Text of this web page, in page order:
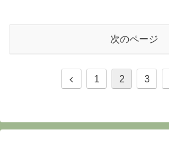
次のページ
前
1 2 3